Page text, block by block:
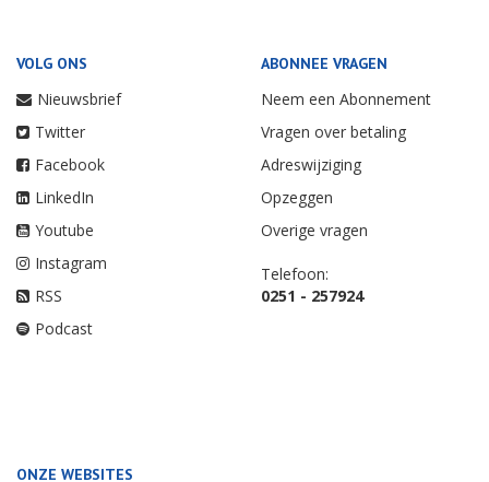
VOLG ONS
Nieuwsbrief
Twitter
Facebook
LinkedIn
Youtube
Instagram
RSS
Podcast
ABONNEE VRAGEN
Neem een Abonnement
Vragen over betaling
Adreswijziging
Opzeggen
Overige vragen
Telefoon:
0251 - 257924
ONZE WEBSITES